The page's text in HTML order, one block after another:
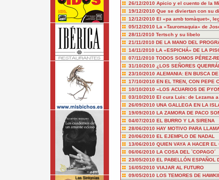
26/12/2010 Apicio y el cuento de la
19/12/2010 Que se diviertan con su
12/12/2010 El «pa amb tomàquet»,
05/12/2010 La «Tauromaquia» de
28/11/2010 Tertsch y su libelo
21/11/2010 DE LA MANO DEL
14/11/2010 LA «ESPICHÁ» DE LA
07/11/2010 TODOS SOMOS PÉREZ-
31/10/2010 ¿LOS SEÑORES
23/10/2010 ALEMANIA: EN BUSCA
17/10/2010 EN EL TREN, CON PEPE
10/10/2010 «LOS ACUARIOS DE
03/10/2010 El cura Luis: de Lezama
26/09/2010 UNA GALLEGA EN LA
19/09/2010 LA ZAMORA DE PACO
04/07/2010 EL BURRO Y LA SIRENA
28/06/2010 HAY MOTIVO PARA
20/06/2010 EL EJEMPLO DE NADAL
13/06/2010 QUIEN VAYA A HACER EL
06/06/2010 LA COSA DEL `COPAGO´
23/05/2010 EL PABELLÓN ESPAÑOL
16/05/2010 VIAJAR AL FUTURO
09/05/2010 LOS TEMORES DE